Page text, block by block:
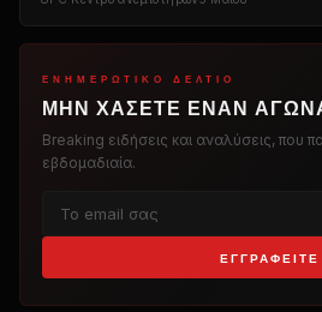
ΕΝΗΜΕΡΩΤΙΚΌ ΔΕΛΤΊΟ
ΜΗΝ ΧΆΣΕΤΕ ΈΝΑΝ
Breaking ειδήσεις και αναλύσεις, που
εβδομαδιαία.
ΕΓΓΡΑΦΕΊΤΕ